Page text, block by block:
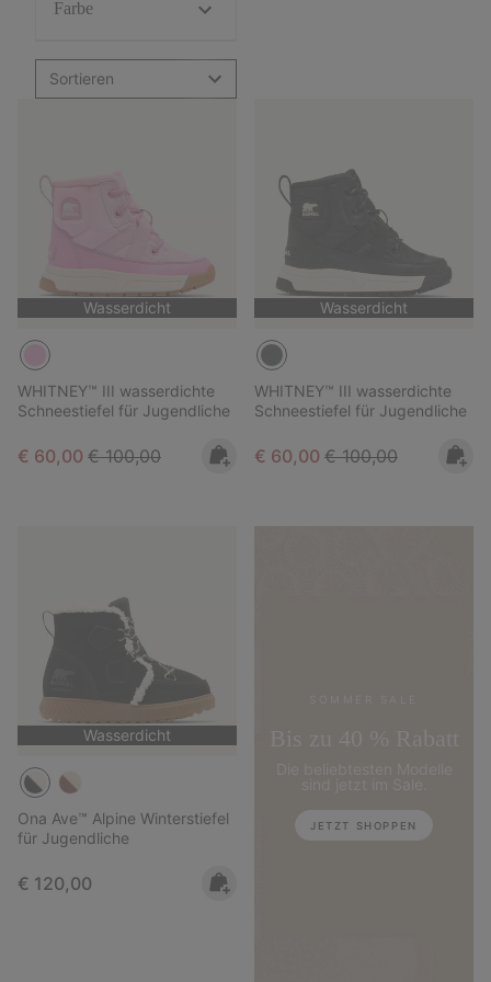
Farbe
Sortieren
Wasserdicht
WHITNEY™ III wasserdichte
Schneestiefel für Jugendliche
Sale price:
€ 60,00 Regular price:
€ 100,00
Wasserdicht
WHITNEY™ III wasserdichte
Schneestiefel für Jugendliche
Sale price:
€ 60,00 Regular price:
€ 100,00
Wasserdicht
Ona Ave™ Alpine Winterstiefel
für Jugendliche
Regular price:
€ 120,00
JETZT SHOPPEN